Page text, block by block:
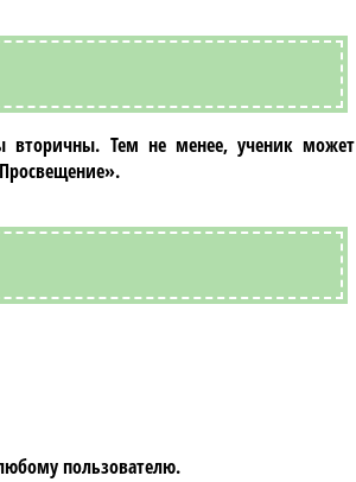
вторичны. Тем не менее, ученик может
.
пользователю.